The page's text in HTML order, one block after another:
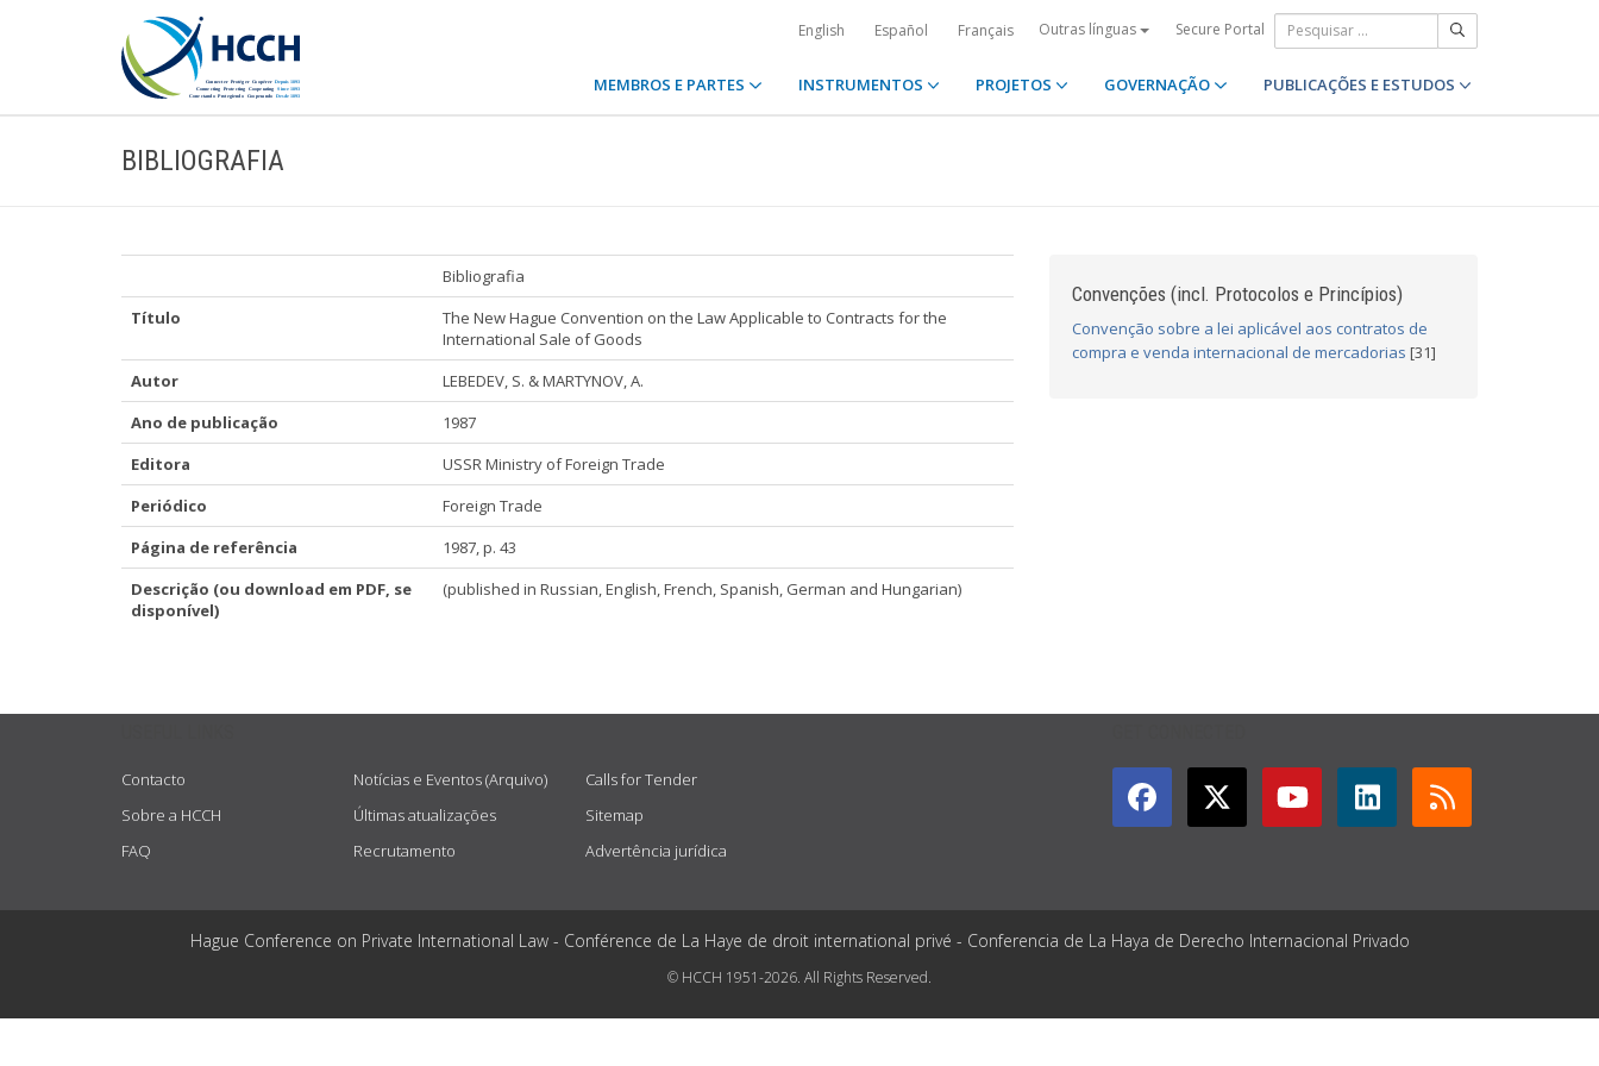
English Español Français Outras línguas Secure Portal
MEMBROS E PARTES INSTRUMENTOS PROJETOS GOVERNAÇÃO PUBLICAÇÕES E ESTUDOS
BIBLIOGRAFIA
Bibliografia
Título
The New Hague Convention on the Law Applicable to Contracts for the
International Sale of Goods
Autor
LEBEDEV, S. & MARTYNOV, A.
Ano de publicação
1987
Editora
USSR Ministry of Foreign Trade
Periódico
Foreign Trade
Página de referência
1987, p. 43
Descrição (ou download em PDF, se
disponível)
(published in Russian, English, French, Spanish, German and Hungarian)
Convenções (incl. Protocolos e Princípios)
Convenção sobre a lei aplicável aos contratos de
compra e venda internacional de mercadorias [31]
Contacto
Sobre a HCCH
FAQ
Notícias e Eventos (Arquivo)
Últimas atualizações
Recrutamento
Calls for Tender
Sitemap
Advertência jurídica
Hague Conference on Private International Law - Conférence de La Haye de droit international privé - Conferencia de La Haya de Derecho Internacional Privado
© HCCH 1951-2026. All Rights Reserved.